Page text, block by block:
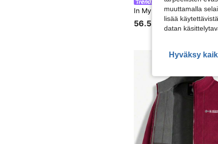
In My Nature
56.52€
muuttamalla
lisää
datan
Hyväksy